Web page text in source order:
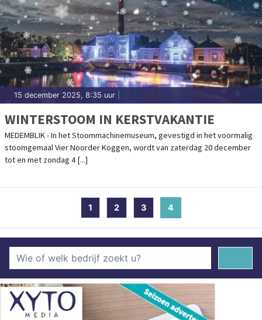
15 december 2025, 8:35 uur
WINTERSTOOM IN KERSTVAKANTIE
MEDEMBLIK - In het Stoommachinemuseum, gevestigd in het voormalig
stoomgemaal Vier Noorder Koggen, wordt van zaterdag 20 december
tot en met zondag 4 [...]
1 2 3 4